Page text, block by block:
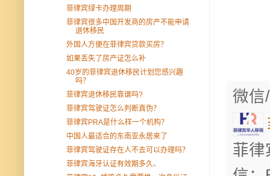
微
菲律
菲律宾绿卡办理周期
菲律宾很多中国开发商的房产不能申请
退休移民
外国人方便在菲律宾贷款买房？
如果丢失了房产证怎么补
40岁的菲律宾退休移民计划您感兴趣
吗？
菲律宾退休移民靠谱吗?
菲律宾驾驶证怎么判断真伪？
菲律宾PRA是什么样一个机构？
中国人最适合的东南亚永居来了
菲律宾驾驶证存在人不去可以办理吗？
菲律宾海牙认证有效期多久、